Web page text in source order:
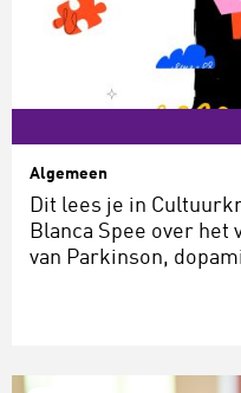
Algemeen
Dit lees je in
Blanca Spee over het
van Parkinson,